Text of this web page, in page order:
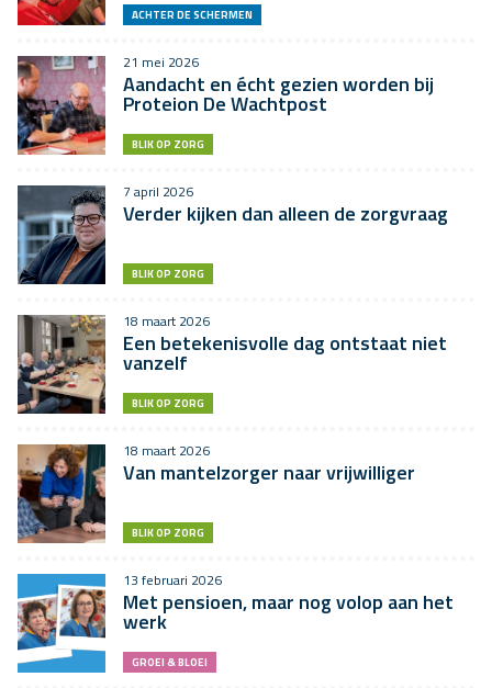
ACHTER DE SCHERMEN
21 mei 2026
Aandacht en écht gezien worden bij
Proteion De Wachtpost
BLIK OP ZORG
7 april 2026
Verder kijken dan alleen de zorgvraag
BLIK OP ZORG
18 maart 2026
Een betekenisvolle dag ontstaat niet
vanzelf
BLIK OP ZORG
18 maart 2026
Van mantelzorger naar vrijwilliger
BLIK OP ZORG
13 februari 2026
Met pensioen, maar nog volop aan het
werk
GROEI & BLOEI